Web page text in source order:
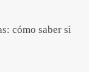
cómo saber si